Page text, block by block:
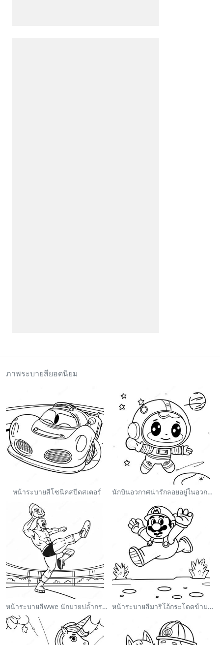
ภาพระบายสียอดนิยม
หน้าระบายสีโซนิคสปีดสเตอร์ นักบินอวกาศน่ารักลอยอยู่ในอวกาศ ระบายสี
หน้าระบายสีwwe นักมวยปล้ำกระโดดใส่คู่ต่อสู้ หน้าระบายสีมาริโอ้กระโดดข้ามกูมบา